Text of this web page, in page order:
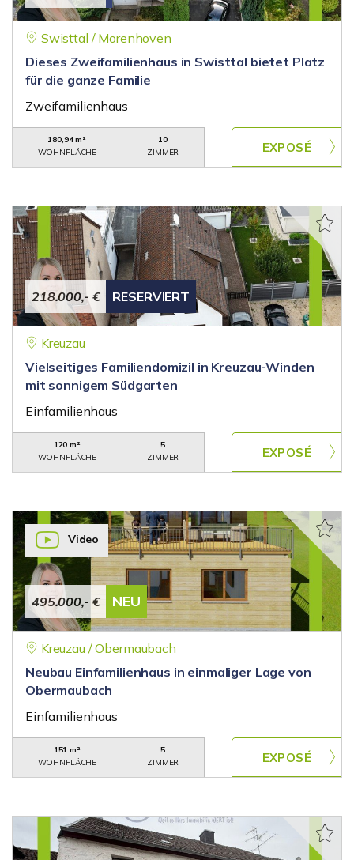
Swisttal / Morenhoven
Dieses Zweifamilienhaus in Swisttal bietet Platz
für die ganze Familie
Zweifamilienhaus
180,94 m²
WOHNFLÄCHE
10
ZIMMER
218.000,- € RESERVIERT
Kreuzau
Vielseitiges Familiendomizil in Kreuzau-Winden
mit sonnigem Südgarten
Einfamilienhaus
120 m²
WOHNFLÄCHE
5
ZIMMER
495.000,- € NEU
Video
Kreuzau / Obermaubach
Neubau Einfamilienhaus in einmaliger Lage von
Obermaubach
Einfamilienhaus
151 m²
WOHNFLÄCHE
5
ZIMMER